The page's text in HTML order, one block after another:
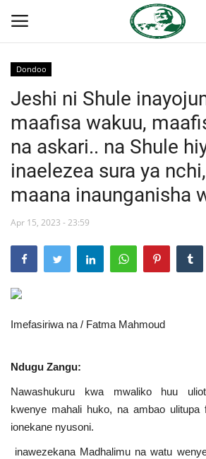
Nyumba
Jukwaa la Nasser la Kimataifa
Wasiliana
Misri
Harakati ya Nasser kwa Vijana
Kanuni na Masharti ya Udhamini wa
Dondoo
Jeshi ni Shule
maafisa wakuu,
na askari.. na Shule
inaelezea sura ya
maana inaunganisha
Apr 15, 2023 - 23:59
Imefasiriwa na / Fatma Mahmoud
Ndugu Zangu:
Nawashukuru kwa mwaliko huu
kwenye mahali huko, na ambao
ionekane nyusoni.
inawezekana Madhalimu na watu